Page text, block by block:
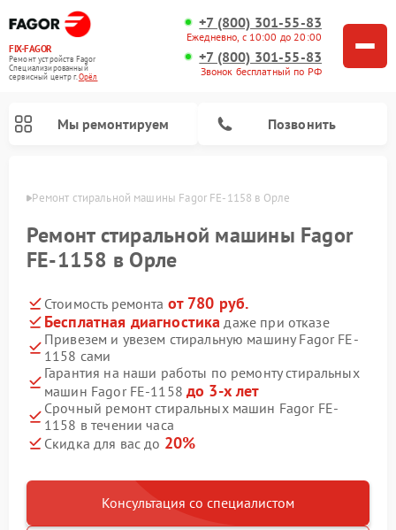
FIX-FAGOR
Ремонт устройств Fagor
Специализированный
cервисный центр г.Орёл
+7 (800) 301-55-83
Ежедневно, с 10:00 до 20:00
+7 (800) 301-55-83
Звонок бесплатный по РФ
Мы ремонтируем Позвонить
Ремонт стиральной машины Fagor FE-1158 в Орле
Ремонт стиральной машины Fagor
FE-1158 в Орле
Стоимость ремонта от 780 руб.
Бесплатная диагностика даже при отказе
Привезем и увезем стиральную машину Fagor FE-
1158 сами
Гарантия на наши работы по ремонту стиральных
машин Fagor FE-1158 до 3-х лет
Срочный ремонт стиральных машин Fagor FE-
1158 в течении часа
Скидка для вас до 20%
Консультация со специалистом